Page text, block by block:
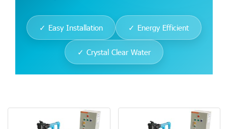
✓ Easy Installation ✓ Energy Efficient
✓ Crystal Clear Water